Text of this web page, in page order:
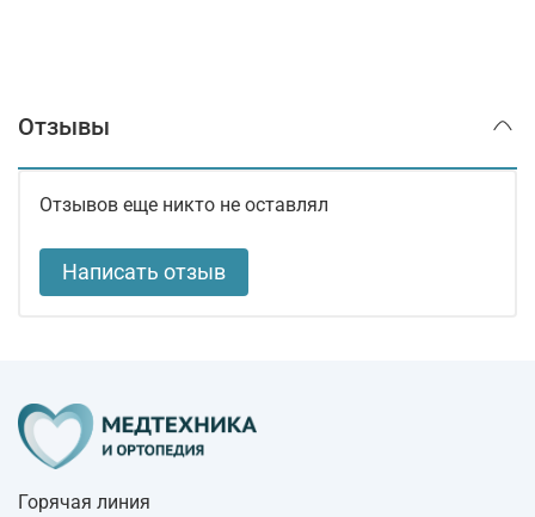
Отзывы
Отзывов еще никто не оставлял
Написать отзыв
Горячая линия